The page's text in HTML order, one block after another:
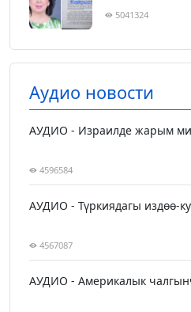
5041324
Аудио новости
АУДИО - Израилде жарым
4596584
АУДИО - Түркиядагы издөө-
4567087
АУДИО - Америкалык